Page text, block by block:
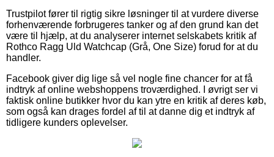
Trustpilot fører til rigtig sikre løsninger til at vurdere diverse
forhenværende forbrugeres tanker og af den grund kan det
være til hjælp, at du analyserer internet selskabets kritik af
Rothco Ragg Uld Watchcap (Grå, One Size) forud for at du
handler.
Facebook giver dig lige så vel nogle fine chancer for at få
indtryk af online webshoppens troværdighed. I øvrigt ser vi
faktisk online butikker hvor du kan ytre en kritik af deres køb,
som også kan drages fordel af til at danne dig et indtryk af
tidligere kunders oplevelser.